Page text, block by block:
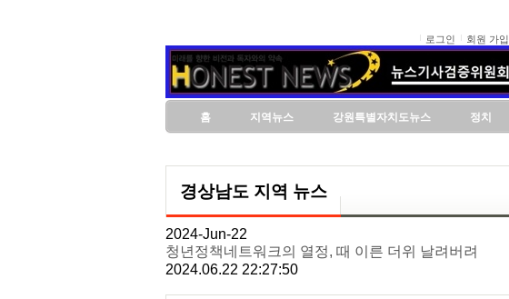
로그인
회원 가입
홈 지역뉴스 강원특별자치도뉴스 정치
경상남도 지역 뉴스
2024-Jun-22
청년정책네트워크의 열정, 때 이른 더위 날려버려
2024.06.22 22:27:50